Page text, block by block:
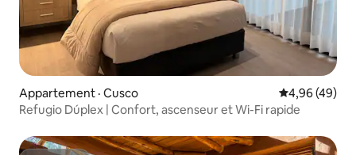
Appartement · Cusco Note
4,96 (49)
Refugio Dúplex | Confort, ascenseur et Wi-Fi rapide